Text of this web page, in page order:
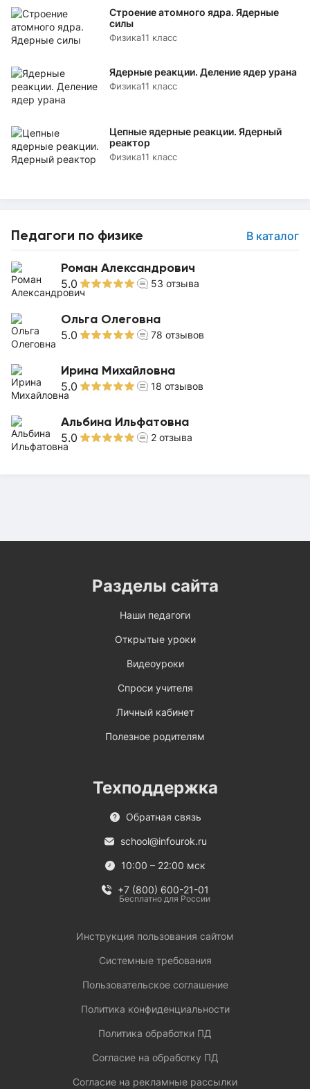
Строение атомного ядра. Ядерные
силы
Физика11 класс
Ядерные реакции. Деление ядер урана
Физика11 класс
Цепные ядерные реакции. Ядерный
реактор
Физика11 класс
Педагоги по физике В каталог
Роман Александрович
5.0 53 отзыва
Ольга Олеговна
5.0 78 отзывов
Ирина Михайловна
5.0 18 отзывов
Альбина Ильфатовна
5.0 2 отзыва
Разделы сайта
Наши педагоги
Открытые уроки
Видеоуроки
Спроси учителя
Личный кабинет
Полезное родителям
Техподдержка
Обратная связь
school@infourok.ru
10:00 – 22:00 мск
+7 (800) 600-21-01
Бесплатно для России
Инструкция пользования сайтом
Системные требования
Пользовательское соглашение
Политика конфиденциальности
Политика обработки ПД
Согласие на обработку ПД
Согласие на рекламные рассылки